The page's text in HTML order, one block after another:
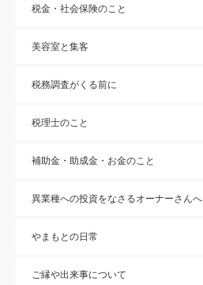
税金・社会保険のこと
美容室と集客
税務調査がくる前に
税理士のこと
補助金・助成金・お金のこと
異業種への投資をなさるオーナーさんへ
やまもとの日常
ご縁や出来事について